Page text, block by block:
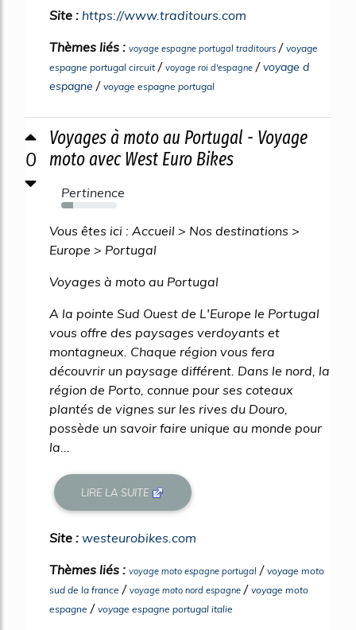
Site : https://www.traditours.com
Thèmes liés : voyage espagne portugal traditours / voyage
espagne portugal circuit/ voyage roi d'espagne /voyage d
espagne / voyage espagne portugal
0
Voyages à moto au Portugal - Voyage
moto avec West Euro Bikes
Pertinence
21%
Vous êtes ici : Accueil > Nos destinations >
Europe > Portugal
Voyages à moto au Portugal
A la pointe Sud Ouest de L'Europe le Portugal
vous offre des paysages verdoyants et
montagneux. Chaque région vous fera
découvrir un paysage différent. Dans le nord, la
région de Porto, connue pour ses coteaux
plantés de vignes sur les rives du Douro,
possède un savoir faire unique au monde pour
la...
LIRE LA SUITE
Site : westeurobikes.com
Thèmes liés : voyage moto espagne portugal / voyage moto
sud de la france / voyage moto nord espagne / voyage moto
espagne / voyage espagne portugal italie